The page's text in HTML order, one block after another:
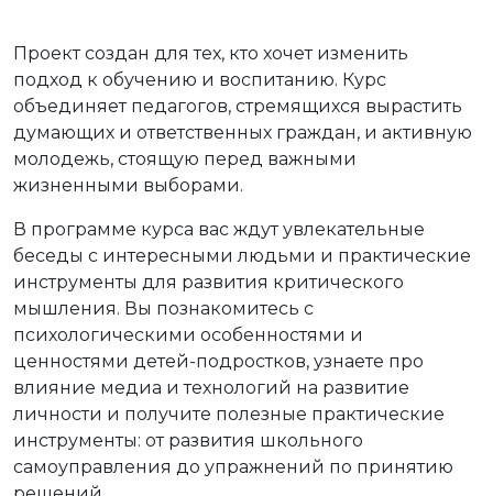
Проект создан для тех, кто хочет изменить
подход к обучению и воспитанию. Курс
объединяет педагогов, стремящихся вырастить
думающих и ответственных граждан, и активную
молодежь, стоящую перед важными
жизненными выборами.
В программе курса вас ждут увлекательные
беседы с интересными людьми и практические
инструменты для развития критического
мышления. Вы познакомитесь с
психологическими особенностями и
ценностями детей-подростков, узнаете про
влияние медиа и технологий на развитие
личности и получите полезные практические
инструменты: от развития школьного
самоуправления до упражнений по принятию